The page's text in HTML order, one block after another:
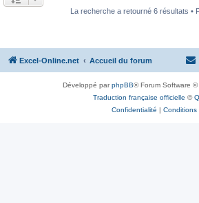
La recherche a retourné 6 résultats •
Excel-Online.net Accueil du forum
Développé parphpBB® Forum Software ©
Traduction française officielle ©
Confidentialité | Conditions